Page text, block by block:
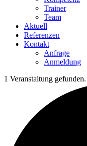
Trainer
Team
Aktuell
Referenzen
Kontakt
Anfrage
Anmeldung
1 Veranstaltung gefunden.